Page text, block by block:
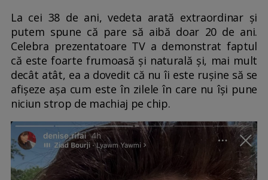
La cei 38 de ani, vedeta arată extraordinar și
putem spune că pare să aibă doar 20 de ani.
Celebra prezentatoare TV a demonstrat faptul
că este foarte frumoasă și naturală și, mai mult
decât atât, ea a dovedit că nu îi este rușine să se
afișeze așa cum este în zilele în care nu își pune
niciun strop de machiaj pe chip.